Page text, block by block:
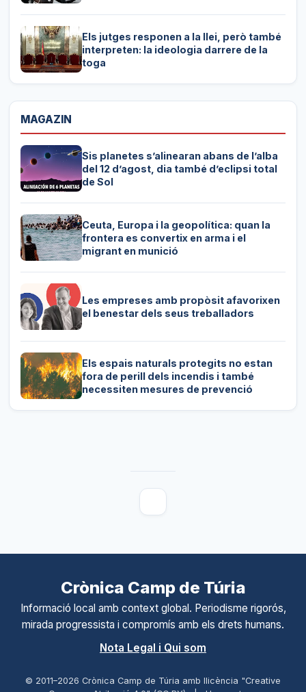
Els jutges responen a la llei, però també
interpreten: la ideologia darrere de la
toga
MAGAZIN
Sis planetes s’alinearan abans de l’alba
del 12 d’agost, dia també d’eclipsi total
de Sol
Ceuta, Europa i la geopolítica: quan la
frontera es convertix en arma i el
migrant en munició
Les empreses amb propòsit afavorixen
el benestar dels seus treballadors
Els espais naturals protegits no estan
fora de perill dels incendis i també
necessiten mesures de prevenció
Crònica Camp de Túria
Informació local amb context global. Periodisme rigorós,
mirada progressista i compromís amb els drets humans.
Nota Legal i Qui som
© 2011–2026 Crònica Camp de Túria amb llicència "Creative